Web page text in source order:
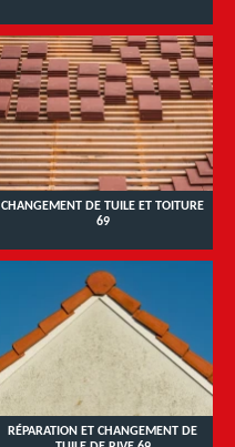
CHANGEMENT DE TUILE ET TOITURE
69
RÉPARATION ET CHANGEMENT DE